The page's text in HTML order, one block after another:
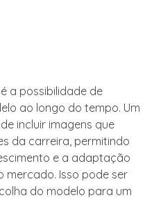
a possibilidade de
ao longo do tempo. Um
incluir imagens que
da carreira, permitindo
e a adaptação
mercado. Isso pode ser
do modelo para um